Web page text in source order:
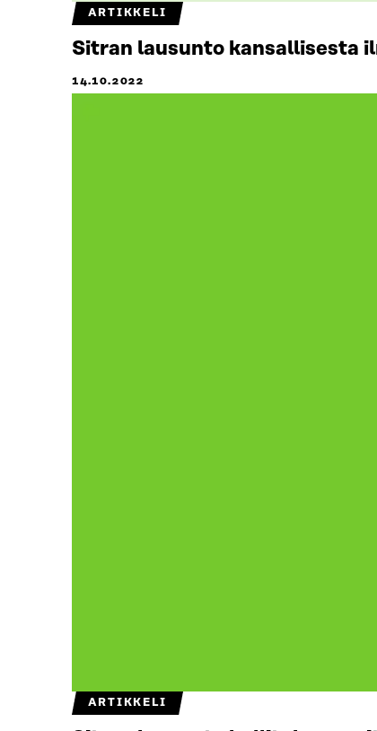
ARTIKKELI
Sitran lausunto kansallisesta
14.10.2022
ARTIKKELI